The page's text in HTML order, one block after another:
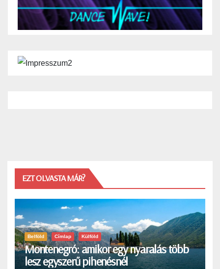
EZT OLVASTA MÁR?
Belföld Címlap Külföld
Montenegró: amikor egy nyaralás több
lesz egyszerű pihenésnél